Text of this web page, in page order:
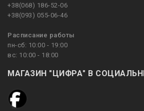
+38(068) 186-52-06
+38(093) 055-06-46
Расписание работы
пн-сб: 10:00 - 19:00
вс: 10:00 - 18:00
МАГАЗИН "ЦИФРА" В